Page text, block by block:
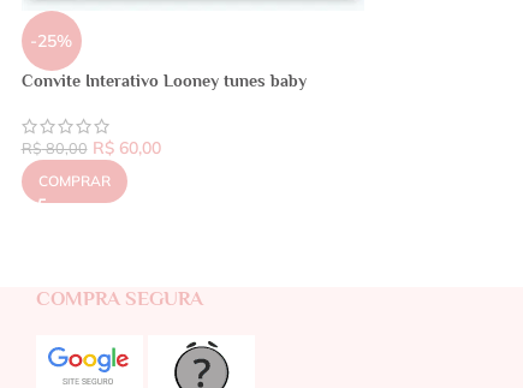
-25%
Convite Interativo Looney tunes baby
R$80,00 R$60,00
COMPRAR
COMPRA SEGURA